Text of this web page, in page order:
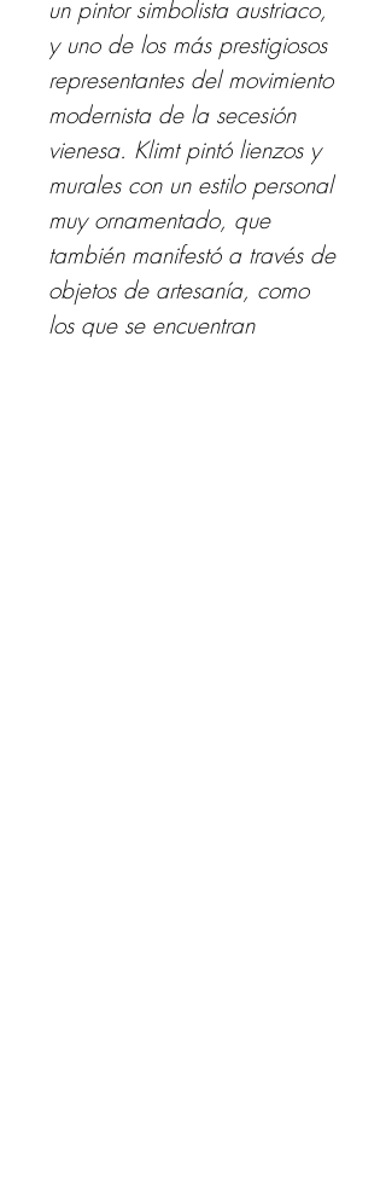
un pintor simbolista austriaco,
y uno de los más prestigiosos
representantes del movimiento
modernista de la secesión
vienesa. Klimt pintó lienzos y
murales con un estilo personal
muy ornamentado, que
también manifestó a través de
objetos de artesanía, como
los que se encuentran